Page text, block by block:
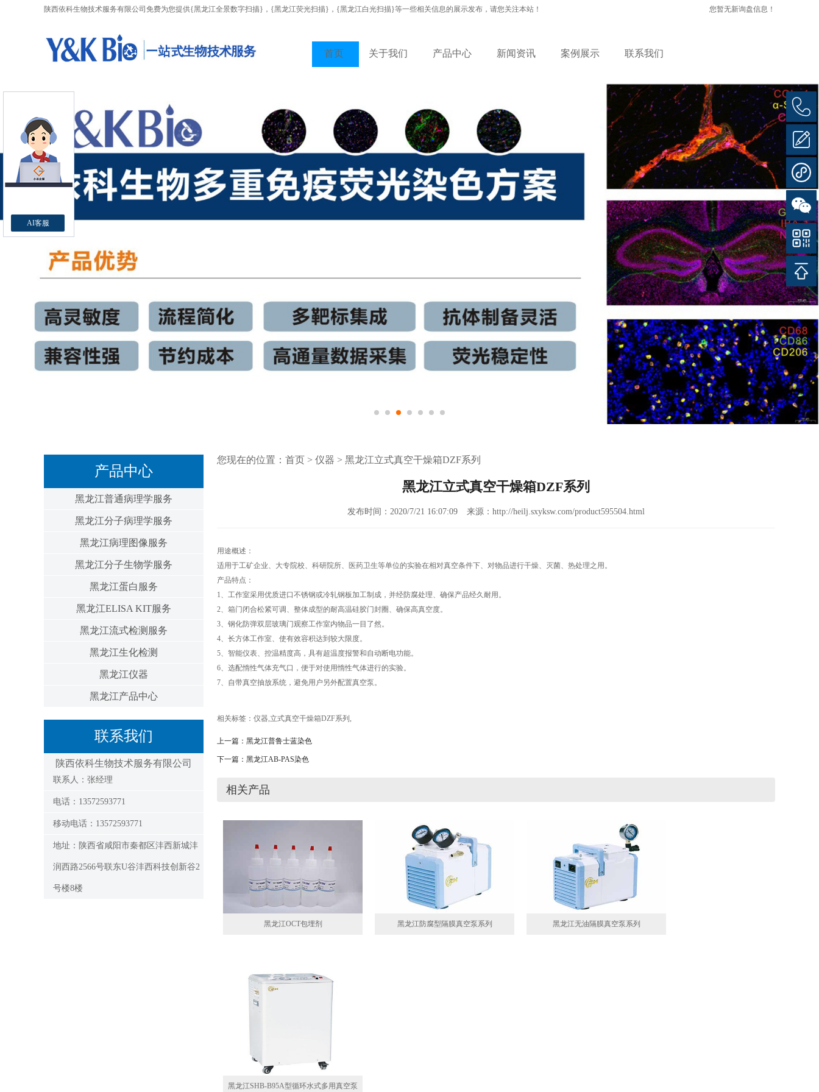
陕西依科生物技术服务有限公司免费为您提供{黑龙江全景数字扫描} ，{黑龙江荧光扫描}，{黑龙江白光扫描}等一些相关信息的展示发布，请您关注本站！ 您暂无新询盘信息！
首页 关于我们 产品中心 新闻资讯 案例展示 联系我们
产品中心
黑龙江普通病理学服务
黑龙江分子病理学服务
黑龙江病理图像服务
黑龙江分子生物学服务
黑龙江蛋白服务
黑龙江ELISA KIT服务
黑龙江流式检测服务
黑龙江生化检测
黑龙江仪器
黑龙江产品中心
联系我们
陕西依科生物技术服务有限公司
联系人：张经理
电话：13572593771
移动电话：13572593771
地址：陕西省咸阳市秦都区沣西新城沣
润西路2566号联东U谷沣西科技创新谷2
号楼8楼
您现在的位置： 首页 > 仪器 > 黑龙江立式真空干燥箱DZF系列
黑龙江立式真空干燥箱DZF系列
发布时间：2020/7/21 16:07:09 来源：http://heilj.sxyksw.com/product595504.html
用途概述：
适用于工矿企业、大专院校、科研院所、医药卫生等单位的实验在相对真空条件下、对物品进行干燥、灭菌、热处理之用。
产品特点：
1、工作室采用优质进口不锈钢或冷轧钢板加工制成，并经防腐处理、确保产品经久耐用。
2、箱门闭合松紧可调、整体成型的耐高温硅胶门封圈、确保高真空度。
3、钢化防弹双层玻璃门观察工作室内物品一目了然。
4、长方体工作室、使有效容积达到较大限度。
5、智能仪表、控温精度高，具有超温度报警和自动断电功能。
6、选配惰性气体充气口，便于对使用惰性气体进行的实验。
7、自带真空抽放系统，避免用户另外配置真空泵。
相关标签： 仪器,立式真空干燥箱DZF系列 ,
上一篇： 黑龙江普鲁士蓝染色
下一篇： 黑龙江AB-PAS染色
相关产品
黑龙江OCT包埋剂 黑龙江防腐型隔膜真空泵系列 黑龙江无油隔膜真空泵系列
黑龙江SHB-B95A型循环水式多用真空泵
AI客服